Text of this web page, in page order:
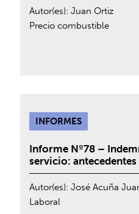
Autor(es):Juan Ortiz
Precio combustible
INFORMES
Informe Nº78 –
servicio:
Autor(es):José Acuña
Laboral